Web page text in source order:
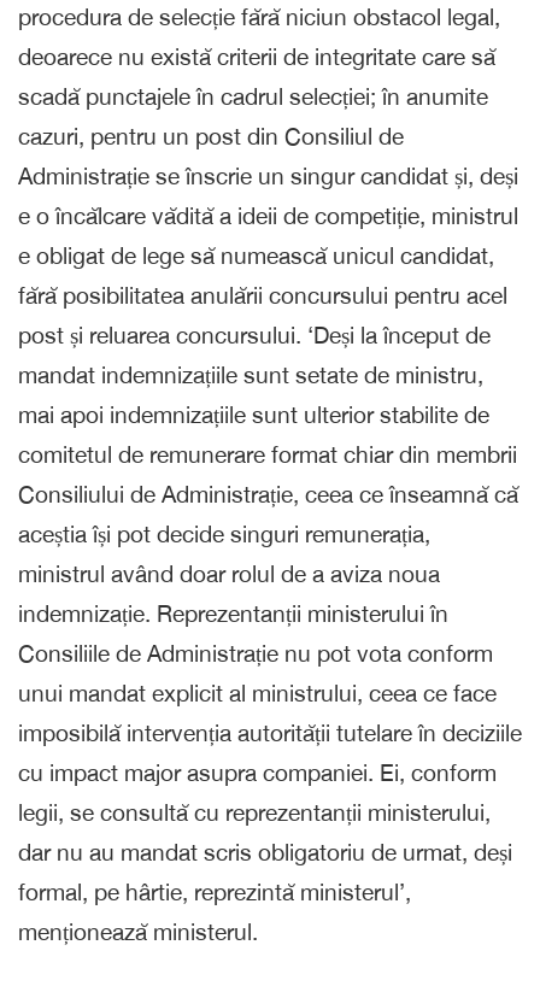
procedura de selecție fără niciun obstacol legal,
deoarece nu există criterii de integritate care să
scadă punctajele în cadrul selecției; în anumite
cazuri, pentru un post din Consiliul de
Administrație se înscrie un singur candidat și, deși
e o încălcare vădită a ideii de competiție, ministrul
e obligat de lege să numească unicul candidat,
fără posibilitatea anulării concursului pentru acel
post și reluarea concursului. ‘Deși la început de
mandat indemnizațiile sunt setate de ministru,
mai apoi indemnizațiile sunt ulterior stabilite de
comitetul de remunerare format chiar din membrii
Consiliului de Administrație, ceea ce înseamnă că
aceștia își pot decide singuri remunerația,
ministrul având doar rolul de a aviza noua
indemnizație. Reprezentanții ministerului în
Consiliile de Administrație nu pot vota conform
unui mandat explicit al ministrului, ceea ce face
imposibilă intervenția autorității tutelare în deciziile
cu impact major asupra companiei. Ei, conform
legii, se consultă cu reprezentanții ministerului,
dar nu au mandat scris obligatoriu de urmat, deși
formal, pe hârtie, reprezintă ministerul’,
menționează ministerul.